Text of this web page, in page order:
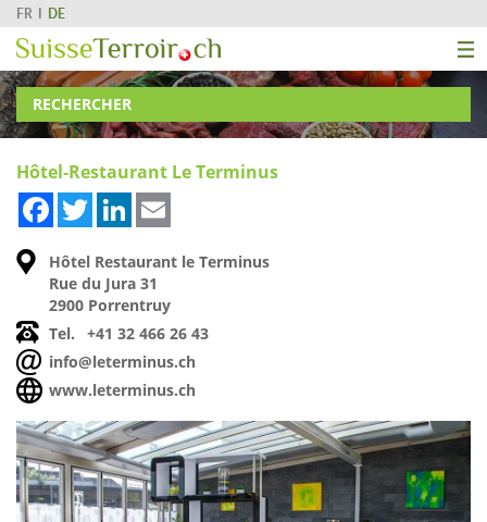
FR DE
RECHERCHER
Hôtel-Restaurant Le Terminus
FacebookTwitterLinkedIn
Hôtel Restaurant le Terminus
Rue du Jura 31
2900 Porrentruy
Tel.
+41 32 466 26 43
info@leterminus.ch
www.leterminus.ch